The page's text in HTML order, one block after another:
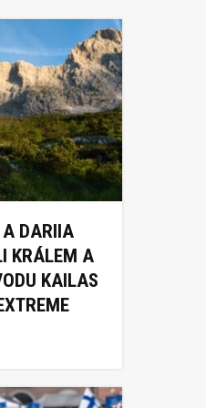
A DARIIA
KRÁLEM A
KAILAS